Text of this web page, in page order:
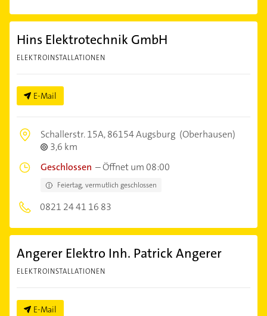
Hins Elektrotechnik GmbH
ELEKTROINSTALLATIONEN
E-Mail
Schallerstr. 15A,86154 Augsburg (Oberhausen)
3,6 km
Geschlossen –Öffnet um 08:00
Feiertag, vermutlich geschlossen
0821 24 41 16 83
Angerer Elektro Inh. Patrick Angerer
ELEKTROINSTALLATIONEN
E-Mail